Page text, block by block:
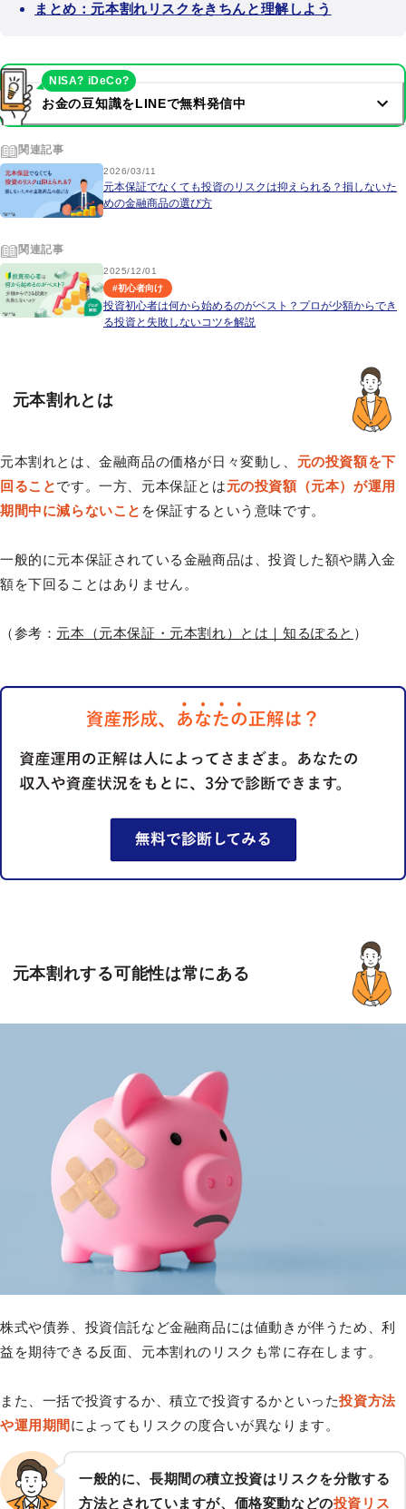
まとめ：元本割れリスクをきちんと理解しよう
お金の豆知識をLINEで無料発信中
NISA? iDeCo?
関連記事
2026/03/11
元本保証でなくても投資のリスクは抑えられる？損しないた
めの金融商品の選び方
関連記事
2025/12/01
#初心者向け
投資初心者は何から始めるのがベスト？プロが少額からでき
る投資と失敗しないコツを解説
元本割れとは
元本割れとは、金融商品の価格が日々変動し、 元の投資額を下
回ることです。一方、元本保証とは元の投資額（元本）が運用
期間中に減らないこと を保証するという意味です。
一般的に元本保証されている金融商品は、投資した額や購入金
額を下回ることはありません。
（参考： 元本（元本保証・元本割れ）とは｜知るぽると ）
元本割れする可能性は常にある
株式や債券、投資信託など金融商品には値動きが伴うため、利
益を期待できる反面、元本割れのリスクも常に存在します。
また、一括で投資するか、積立で投資するかといった投資方法
や運用期間 によってもリスクの度合いが異なります。
一般的に、長期間の積立投資はリスクを分散する
方法とされていますが、価格変動などの投資リス